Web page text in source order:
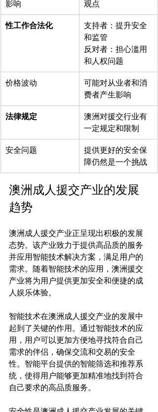
影响 观点
性工作合法化
支持者：提升安全
和监管
反对者：担心滥用
和人权问题
价格波动
可能对从业者和消
费者产生影响
法律规定
澳洲对援交行业有
一定规定和限制
安全问题
提供更好的安全保
障仍然是一个挑战
澳洲成人援交产业的发展
趋势
澳洲成人援交产业正呈现出积极的发展
态势。该产业致力于提供高品质的服务
并应用智能技术解决方案，满足用户的
需求。随着智能技术的应用，澳洲援交
产业将为用户提供更加安全和便捷的成
人娱乐体验。
智能技术在澳洲成人援交产业的发展中
起到了关键的作用。通过智能技术的应
用，用户可以更加方便地寻找符合自己
需求的伴侣，确保交流和交易的安全
性。智能平台提供的智能筛选和推荐系
统，使得用户能够更加精准地找到符合
自己要求的高品质服务。